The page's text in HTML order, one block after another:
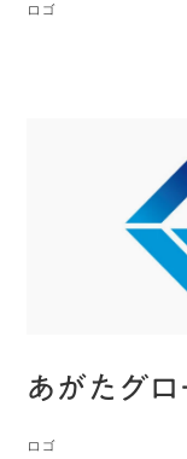
ロゴ
あがたグ
ロゴ